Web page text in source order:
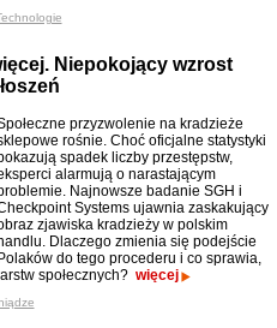
Niepokojący wzrost
przyzwolenie na kradzieże
rośnie. Choć oficjalne statystyki
spadek liczby przestępstw,
alarmują o narastającym
Najnowsze badanie SGH i
Systems ujawnia zaskakujący
zjawiska kradzieży w polskim
Dlaczego zmienia się podejście
Polaków do tego procederu i co sprawia,
społecznych? więcej